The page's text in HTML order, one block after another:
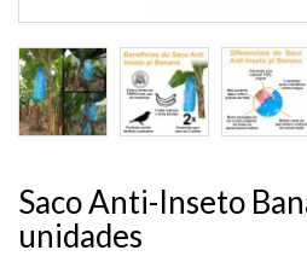
Saco Anti-Inseto
unidades